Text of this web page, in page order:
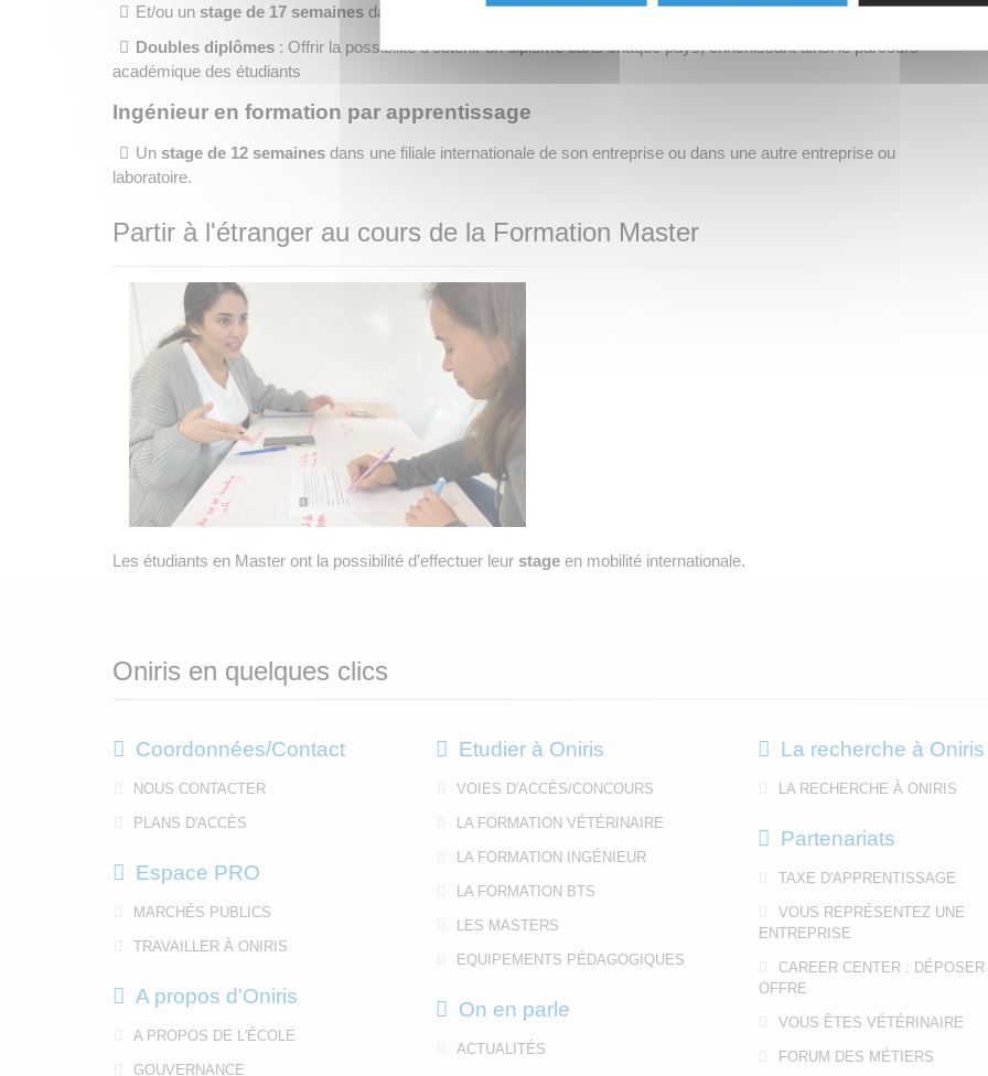
Et/ou un stage de 17 semaines dans une entreprise ou un laboratoire de recherche à l’étranger.
Doubles diplômes : Offrir la possibilité d'obtenir un diplôme dans chaque pays, enrichissant ainsi le parcours
académique des étudiants
Ingénieur en formation par apprentissage
Un stage de 12 semaines dans une filiale internationale de son entreprise ou dans une autre entreprise ou
laboratoire.
Partir à l'étranger au cours de la Formation Master
Les étudiants en Master ont la possibilité d'effectuer leur stage en mobilité internationale.
Oniris en quelques clics
Coordonnées/Contact
NOUS CONTACTER
PLANS D'ACCÈS
Espace PRO
MARCHÉS PUBLICS
TRAVAILLER À ONIRIS
A propos d'Oniris
A PROPOS DE L'ÉCOLE
GOUVERNANCE
Etudier à Oniris
VOIES D'ACCÈS/CONCOURS
LA FORMATION VÉTÉRINAIRE
LA FORMATION INGÉNIEUR
LA FORMATION BTS
LES MASTERS
EQUIPEMENTS PÉDAGOGIQUES
On en parle
ACTUALITÉS
La recherche à Oniris
LA RECHERCHE À ONIRIS
Partenariats
TAXE D'APPRENTISSAGE
VOUS REPRÉSENTEZ UNE
ENTREPRISE
CAREER CENTER : DÉPOSER
OFFRE
VOUS ÊTES VÉTÉRINAIRE
FORUM DES MÉTIERS